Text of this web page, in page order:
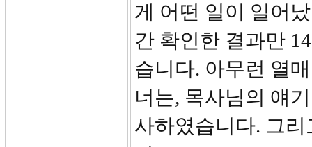
게 어떤 일이 일어
간 확인한 결과만
습니다. 아무런 열
너는, 목사님의 얘
사하였습니다. 그